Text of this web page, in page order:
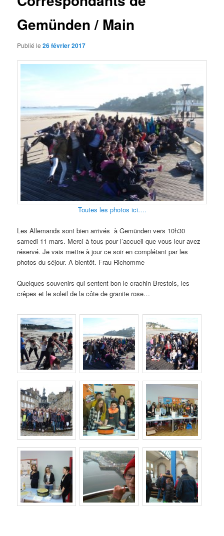
Gemünden / Main
Publié le26 février 2017
Toutes les photos ici….
Les Allemands sont bien arrivés à Gemünden vers 10h30
samedi 11 mars. Merci à tous pour l’accueil que vous leur avez
réservé. Je vais mettre à jour ce soir en complétant par les
photos du séjour. A bientôt. Frau Richomme
Quelques souvenirs qui sentent bon le crachin Brestois, les
crêpes et le soleil de la côte de granite rose…